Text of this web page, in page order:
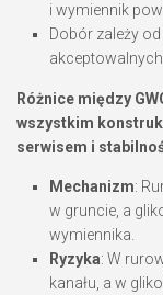
i wymiennik
Dobór zależy
akceptowalnych
Różnice między
wszystkim
serwisem i
Mechanizm:
w gruncie, a
wymiennika.
Ryzyka: W
kanału, a w